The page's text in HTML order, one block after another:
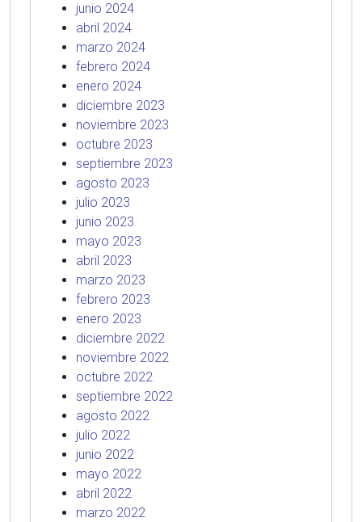
junio 2024
abril 2024
marzo 2024
febrero 2024
enero 2024
diciembre 2023
noviembre 2023
octubre 2023
septiembre 2023
agosto 2023
julio 2023
junio 2023
mayo 2023
abril 2023
marzo 2023
febrero 2023
enero 2023
diciembre 2022
noviembre 2022
octubre 2022
septiembre 2022
agosto 2022
julio 2022
junio 2022
mayo 2022
abril 2022
marzo 2022